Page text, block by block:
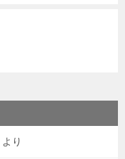
より